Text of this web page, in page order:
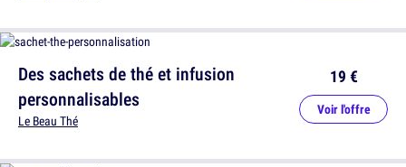
Des sachets de thé et infusion
personnalisables
Le Beau Thé
19 €
Voir l'offre